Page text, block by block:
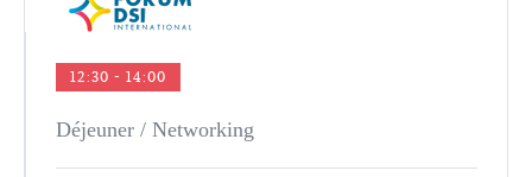
12:30 - 14:00
Déjeuner / Networking